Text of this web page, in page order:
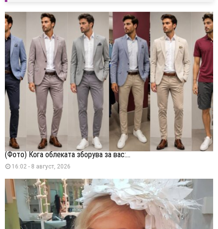
(Фото) Кога облеката зборува за вас:...
16:02 - 8 август, 2026